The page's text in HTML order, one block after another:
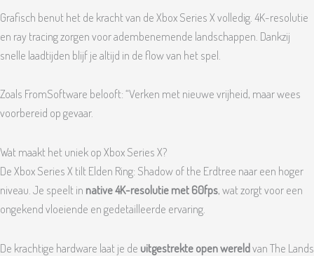
Grafisch benut het de kracht van de Xbox Series X volledig. 4K-resolutie
en ray tracing zorgen voor adembenemende landschappen. Dankzij
snelle laadtijden blijf je altijd in de flow van het spel.
Zoals FromSoftware belooft: “Verken met nieuwe vrijheid, maar wees
voorbereid op gevaar.
Wat maakt het uniek op Xbox Series X?
De Xbox Series X tilt Elden Ring: Shadow of the Erdtree naar een hoger
niveau. Je speelt in native 4K-resolutie met 60fps, wat zorgt voor een
ongekend vloeiende en gedetailleerde ervaring.
De krachtige hardware laat je de uitgestrekte open wereldvan The Lands